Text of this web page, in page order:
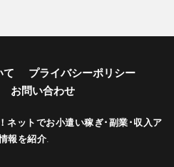
て
プライバシーポリシー
お問い合わせ
ネットでお小遣い稼ぎ･副業･収入ア
報を紹介